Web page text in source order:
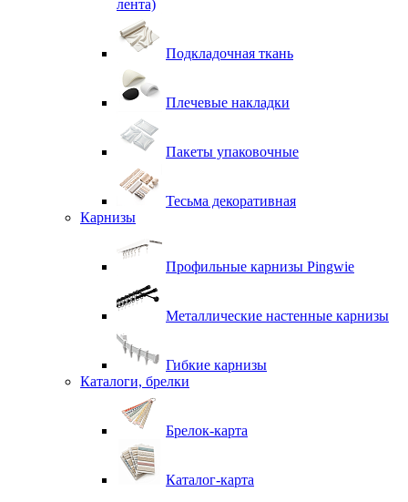
лента)
Подкладочная ткань
Плечевые накладки
Пакеты упаковочные
Тесьма декоративная
Карнизы
Профильные карнизы Pingwie
Металлические настенные карнизы
Гибкие карнизы
Каталоги, брелки
Брелок-карта
Каталог-карта